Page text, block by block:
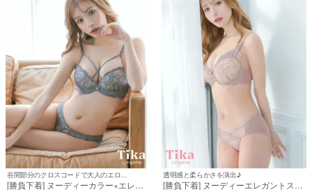
[勝負下着] ヌーディーカラー×エレガ
透明感と柔らかさを演出♪
[勝負下着] ヌーディーエレガントスカ